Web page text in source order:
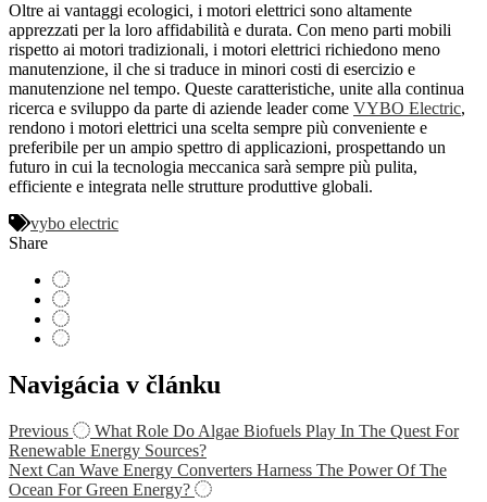
Oltre ai vantaggi ecologici, i motori elettrici sono altamente
apprezzati per la loro affidabilità e durata. Con meno parti mobili
rispetto ai motori tradizionali, i motori elettrici richiedono meno
manutenzione, il che si traduce in minori costi di esercizio e
manutenzione nel tempo. Queste caratteristiche, unite alla continua
ricerca e sviluppo da parte di aziende leader come VYBO Electric,
rendono i motori elettrici una scelta sempre più conveniente e
preferibile per un ampio spettro di applicazioni, prospettando un
futuro in cui la tecnologia meccanica sarà sempre più pulita,
efficiente e integrata nelle strutture produttive globali.
vybo electric
Share
Navigácia v článku
Previous
What Role Do Algae Biofuels Play In The Quest For
Renewable Energy Sources?
Next Can Wave Energy Converters Harness The Power Of The
Ocean For Green Energy?